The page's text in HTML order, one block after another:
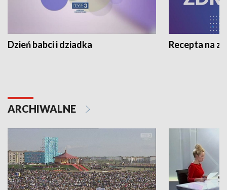
Dzień babci i dziadka Recepta na
ARCHIWALNE